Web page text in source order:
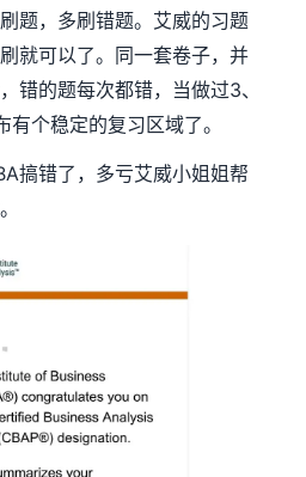
题，多刷错题。艾威的习题
就可以了。同一套卷子，并
错的题每次都错，当做过3、
个稳定的复习区域了。
搞错了，多亏艾威小姐姐帮